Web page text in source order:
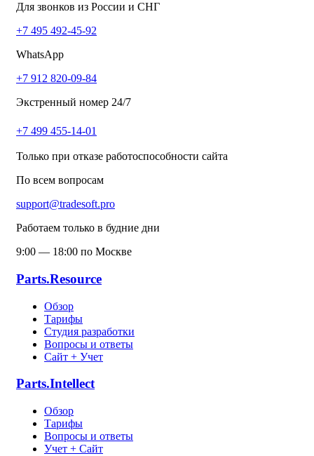
Для звонков из России и СНГ
+7 495 492-45-92
WhatsApp
+7 912 820-09-84
Экстренный номер 24/7
+7 499 455-14-01
Только при отказе работоспособности сайта
По всем вопросам
support@tradesoft.pro
Работаем только в будние дни
9:00 — 18:00 по Москве
Parts.Resource
Обзор
Тарифы
Студия разработки
Вопросы и ответы
Сайт + Учет
Parts.Intellect
Обзор
Тарифы
Вопросы и ответы
Учет + Сайт